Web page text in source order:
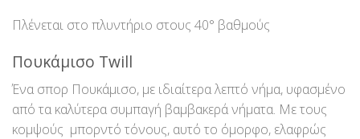
Πλένεται στο πλυντήριο στους 40° βαθμούς
Πουκάμισο Twill
Ένα σπορ Πουκάμισο, με ιδιαίτερα λεπτό νήμα, υφασμένο
από τα καλύτερα συμπαγή βαμβακερά νήματα. Με τους
κομψούς μπορντό τόνους, αυτό το όμορφο, ελαφρώς